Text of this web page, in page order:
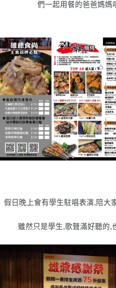
們一起用餐的爸爸媽媽
假日晚上會有學生駐唱表演,陪大
雖然只是學生,歌聲滿好聽的,